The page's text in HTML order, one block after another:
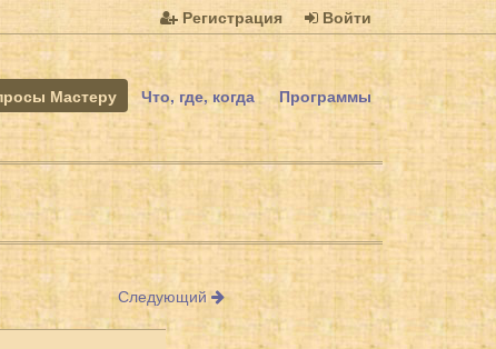
Регистрация Войти
Мастеру Что, где, когда Программы
Следующий